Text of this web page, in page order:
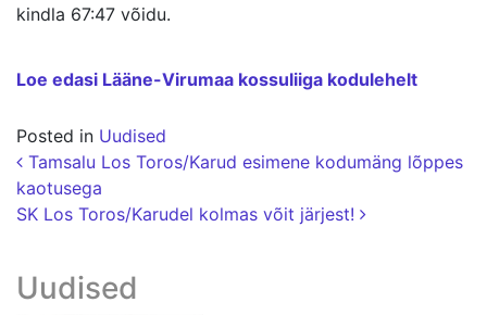
kindla 67:47 võidu.
Loe edasi Lääne-Virumaa kossuliiga kodulehelt
Posted in Uudised
Postituse navigatsioon
Tamsalu Los Toros/Karud esimene kodumäng lõppes
kaotusega
SK Los Toros/Karudel kolmas võit järjest!
Uudised